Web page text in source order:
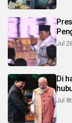
Jul
Di
Jul